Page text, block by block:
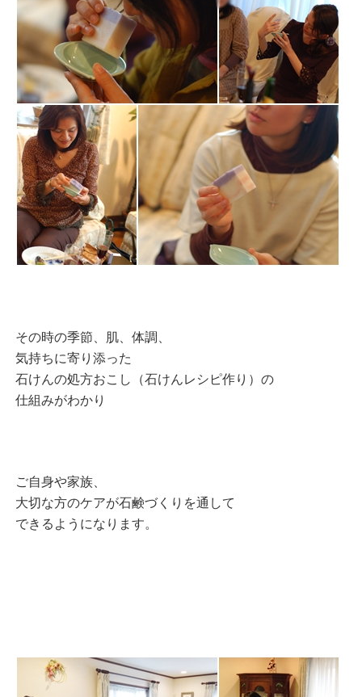
その時の季節、肌、体調、
気持ちに寄り添った
石けんの処方おこし（石けんレシピ作り）の
仕組みがわかり
ご自身や家族、
大切な方のケアが石鹸づくりを通して
できるようになります。